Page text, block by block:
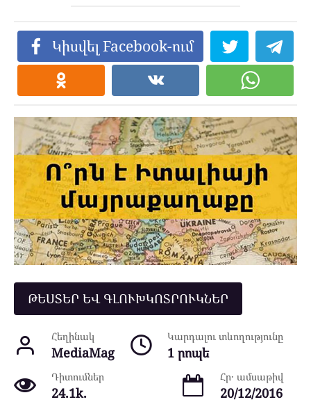
Կիսվել Facebook-ում
ԹԵՍՏԵՐ ԵՎ ԳԼՈՒԽԿՈՏՐՈՒԿՆԵՐ
Հեղինակ
MediaMag
Կարդալու տևողությունը
1 րոպե
Դիտումներ
24.1k.
Հր․ ամսաթիվ
20/12/2016